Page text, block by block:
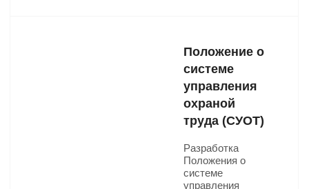
Положение о
системе
управления
охраной
труда (СУОТ)
Разработка
Положения о
системе
управления